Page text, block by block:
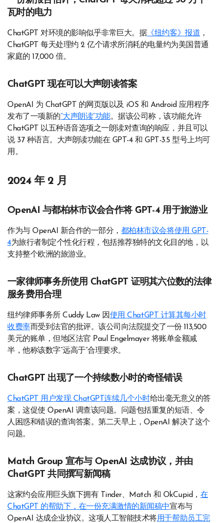
瓦时的电力
ChatGPT 对环境的影响似乎非常巨大。据《纽约客》报道 ，
ChatGPT 每天处理约 2 亿个请求所消耗的电量约为美国普通
家庭的 17,000 倍。
ChatGPT 现在可以大声朗读答案
OpenAI 为 ChatGPT 的网页版以及 iOS 和 Android 应用程序
发布了一项新的“大声朗读”功能。据该公司称，该功能允许
ChatGPT 以五种语音选项之一朗读对查询的响应，并且可以
说 37 种语言。大声朗读功能在 GPT-4 和 GPT-3.5 型号上均可
用。
2024 年 2 月
OpenAI 与都柏林市议会合作将 GPT-4 用于旅游业
作为与 OpenAI 新合作的一部分， 都柏林市议会将使用 GPT-
4为旅行者制定个性化行程，包括推荐独特的文化目的地，以
支持整个欧洲的旅游业。
一家律师事务所使用 ChatGPT 证明其六位数的法律
服务费用合理
纽约律师事务所 Cuddy Law 因使用 ChatGPT 计算其每小时
收费率而受到法官的批评。该公司向法院提交了一份 113,500
美元的账单，但地区法官 Paul Engelmayer 将账单金额减
半，他称该数字“远高于”合理要求。
ChatGPT 出现了一个持续数小时的奇怪错误
ChatGPT 用户发现 ChatGPT连续几个小时给出毫无意义的答
案，这促使 OpenAI 调查该问题。问题包括重复的短语、令
人困惑和错误的查询答案。第二天早上，OpenAI 解决了这个
问题。
Match Group 宣布与 OpenAI 达成协议，并由
ChatGPT 共同撰写新闻稿
这家约会应用巨头旗下拥有 Tinder、Match 和 OkCupid， 在
ChatGPT 的帮助下，在一份充满激情的新闻稿中宣布与
OpenAI 达成企业协议。这项人工智能技术将用于帮助员工完